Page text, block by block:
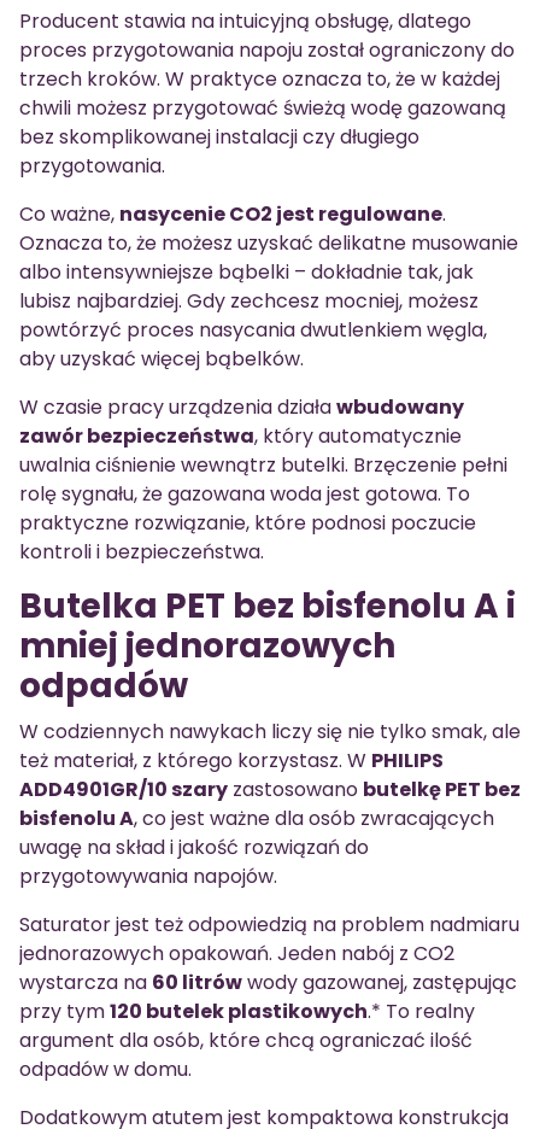
Producent stawia na intuicyjną obsługę, dlatego
proces przygotowania napoju został ograniczony do
trzech kroków. W praktyce oznacza to, że w każdej
chwili możesz przygotować świeżą wodę gazowaną
bez skomplikowanej instalacji czy długiego
przygotowania.
Co ważne, nasycenie CO2 jest regulowane.
Oznacza to, że możesz uzyskać delikatne musowanie
albo intensywniejsze bąbelki – dokładnie tak, jak
lubisz najbardziej. Gdy zechcesz mocniej, możesz
powtórzyć proces nasycania dwutlenkiem węgla,
aby uzyskać więcej bąbelków.
W czasie pracy urządzenia działawbudowany
zawór bezpieczeństwa, który automatycznie
uwalnia ciśnienie wewnątrz butelki. Brzęczenie pełni
rolę sygnału, że gazowana woda jest gotowa. To
praktyczne rozwiązanie, które podnosi poczucie
kontroli i bezpieczeństwa.
Butelka PET bez bisfenolu A i
mniej jednorazowych
odpadów
W codziennych nawykach liczy się nie tylko smak, ale
też materiał, z którego korzystasz. W PHILIPS
ADD4901GR/10 szary zastosowano butelkę PET bez
bisfenolu A, co jest ważne dla osób zwracających
uwagę na skład i jakość rozwiązań do
przygotowywania napojów.
Saturator jest też odpowiedzią na problem nadmiaru
jednorazowych opakowań. Jeden nabój z CO2
wystarcza na 60 litrówwody gazowanej, zastępując
przy tym120 butelek plastikowych.* To realny
argument dla osób, które chcą ograniczać ilość
odpadów w domu.
Dodatkowym atutem jest kompaktowa konstrukcja